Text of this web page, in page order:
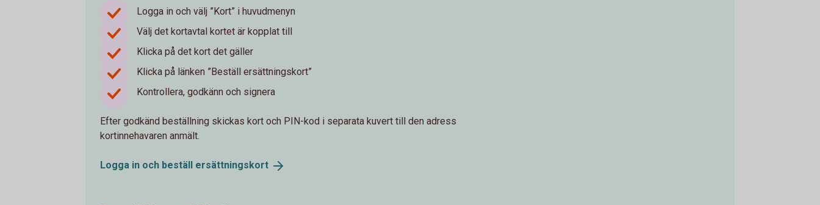
Logga in och välj ”Kort” i huvudmenyn
Välj det kortavtal kortet är kopplat till
Klicka på det kort det gäller
Klicka på länken ”Beställ ersättningskort”
Kontrollera, godkänn och signera
Efter godkänd beställning skickas kort och PIN-kod i separata kuvert till den adress
kortinnehavaren anmält.
Logga in och beställ ersättningskort